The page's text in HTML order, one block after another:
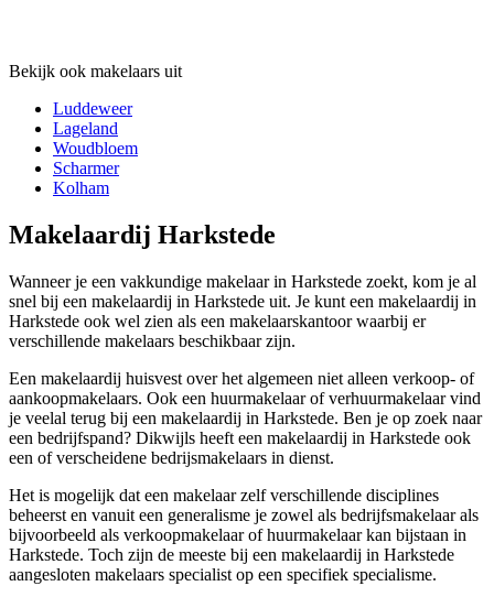
Bekijk ook makelaars uit
Luddeweer
Lageland
Woudbloem
Scharmer
Kolham
Makelaardij Harkstede
Wanneer je een vakkundige makelaar in Harkstede zoekt, kom je al
snel bij een makelaardij in Harkstede uit. Je kunt een makelaardij in
Harkstede ook wel zien als een makelaarskantoor waarbij er
verschillende makelaars beschikbaar zijn.
Een makelaardij huisvest over het algemeen niet alleen verkoop- of
aankoopmakelaars. Ook een huurmakelaar of verhuurmakelaar vind
je veelal terug bij een makelaardij in Harkstede. Ben je op zoek naar
een bedrijfspand? Dikwijls heeft een makelaardij in Harkstede ook
een of verscheidene bedrijsmakelaars in dienst.
Het is mogelijk dat een makelaar zelf verschillende disciplines
beheerst en vanuit een generalisme je zowel als bedrijfsmakelaar als
bijvoorbeeld als verkoopmakelaar of huurmakelaar kan bijstaan in
Harkstede. Toch zijn de meeste bij een makelaardij in Harkstede
aangesloten makelaars specialist op een specifiek specialisme.